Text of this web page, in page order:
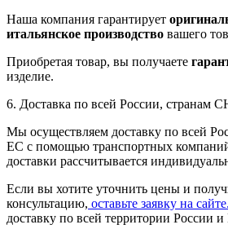
Наша компания гарантирует
итальянское производство вашего
Приобретая товар, вы получаете
изделие.
6. Доставка по всей России, странам
Мы осуществляем доставку по всей
ЕС с помощью транспортных
доставки рассчитывается
Если вы хотите уточнить цены и
консультацию, оставьте заявку на сайте.
доставку по всей территории России